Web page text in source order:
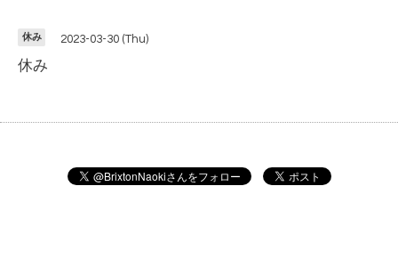
休み 2023-03-30 (Thu)
休み